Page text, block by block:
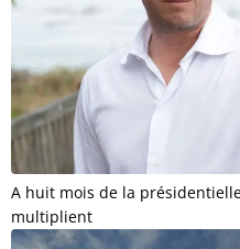
A huit mois de la
multiplient